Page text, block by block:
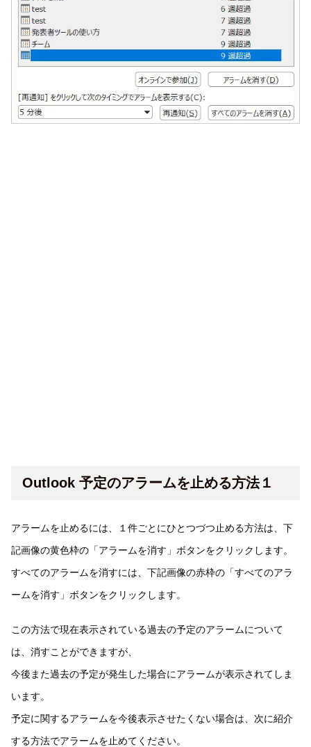
Outlook 予定のアラームを止める方法１
アラームを止めるには、１件ごとにひとつづつ止める方法は、下
記画像の黄色枠の「アラームを消す」ボタンをクリックします。
すべてのアラームを消すには、下記画像の赤枠の「すべてのアラ
ームを消す」ボタンをクリックします。
この方法で現在表示されている過去の予定のアラームについて
は、消すことができますが、
今後また過去の予定が発生した場合にアラームが表示されてしま
います。
予定に関するアラームを今後表示させたくない場合は、次に紹介
する方法でアラームを止めてください。